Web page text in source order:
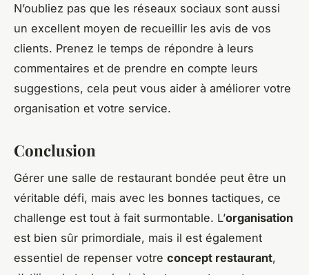
N’oubliez pas que les réseaux sociaux sont aussi
un excellent moyen de recueillir les avis de vos
clients. Prenez le temps de répondre à leurs
commentaires et de prendre en compte leurs
suggestions, cela peut vous aider à améliorer votre
organisation et votre service.
Conclusion
Gérer une salle de restaurant bondée peut être un
véritable défi, mais avec les bonnes tactiques, ce
challenge est tout à fait surmontable. L’organisation
est bien sûr primordiale, mais il est également
essentiel de repenser votre concept restaurant,